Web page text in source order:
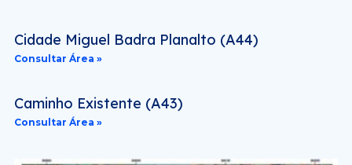
Cidade Miguel Badra Planalto (A44)
Consultar Área »
Caminho Existente (A43)
Consultar Área »